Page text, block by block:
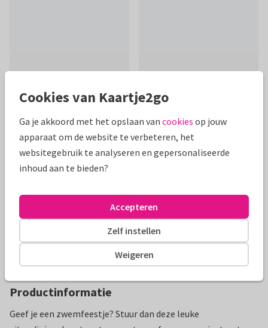
Mooie extra's bij je kaart
Productinformatie
Geef je een zwemfeestje? Stuur dan deze leuke
Cookies van Kaartje2go
Ga je akkoord met het opslaan van cookies op jouw
apparaat om de website te verbeteren, het
websitegebruik te analyseren en gepersonaliseerde
inhoud aan te bieden?
Weigeren
Zelf instellen
Accepteren